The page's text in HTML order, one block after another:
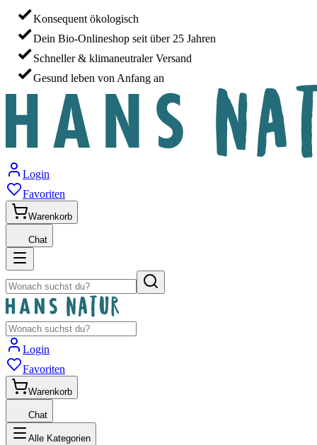
Konsequent ökologisch
Dein Bio-Onlineshop seit über 25 Jahren
Schneller & klimaneutraler Versand
Gesund leben von Anfang an
Login
Favoriten
Warenkorb
Chat
Login
Favoriten
Warenkorb
Chat
Alle Kategorien